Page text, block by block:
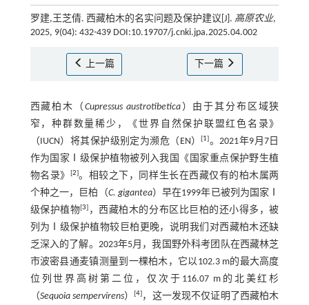
罗建,王芝倩. 西藏柏木的名实问题及保护建议[J]. 高原农业,
2025, 9(04): 432-439 DOI:10.19707/j.cnki.jpa.2025.04.002
上一篇 下一篇
西藏柏木（ Cupressus austrotibetica）由于其分布区域狭
窄，种群数量稀少，《世界自然保护联盟红色名录》
（IUCN）将其保护级别定为濒危（EN）[1]。2021年9月7日
作为国家Ⅰ级保护植物被列入我国《国家重点保护野生植
物名录》
[2]。相较之下，同样生长在西藏仅有的柏木属两
个种之一，巨柏（C. gigantea）早在1999年已被列为国家Ⅰ
级保护植物[3] ，西藏柏木的分布区比巨柏的还小得多，被
列为Ⅰ级保护植物较巨柏更晚，说明我们对西藏柏木还缺
乏深入的了解。2023年5月，我国野外科考团队在西藏林芝
市波密县通麦镇测量到一棵柏木，它以102.3 m的最大高度
位列世界高树第二位，仅次于116.07 m的北美红杉
（Sequoia sempervirens）[4] ，这一发现不仅证明了西藏柏木